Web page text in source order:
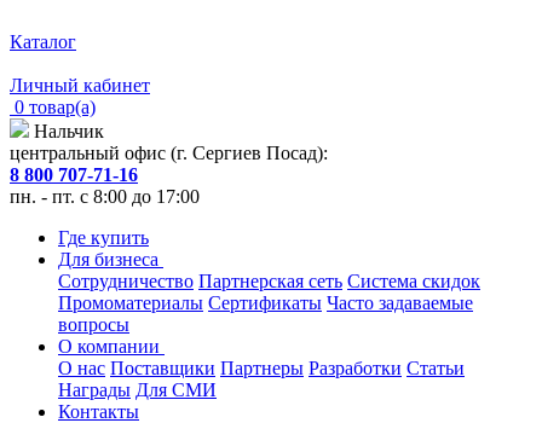
Каталог
Личный кабинет
0 товар(а)
Нальчик
центральный офис (г. Сергиев Посад):
8 800 707-71-16
пн. - пт. с 8:00 до 17:00
Где купить
Для бизнеса
Сотрудничество Партнерская сеть Система скидок
Промоматериалы Сертификаты Часто задаваемые
вопросы
О компании
О нас Поставщики Партнеры Разработки Статьи
Награды Для СМИ
Контакты